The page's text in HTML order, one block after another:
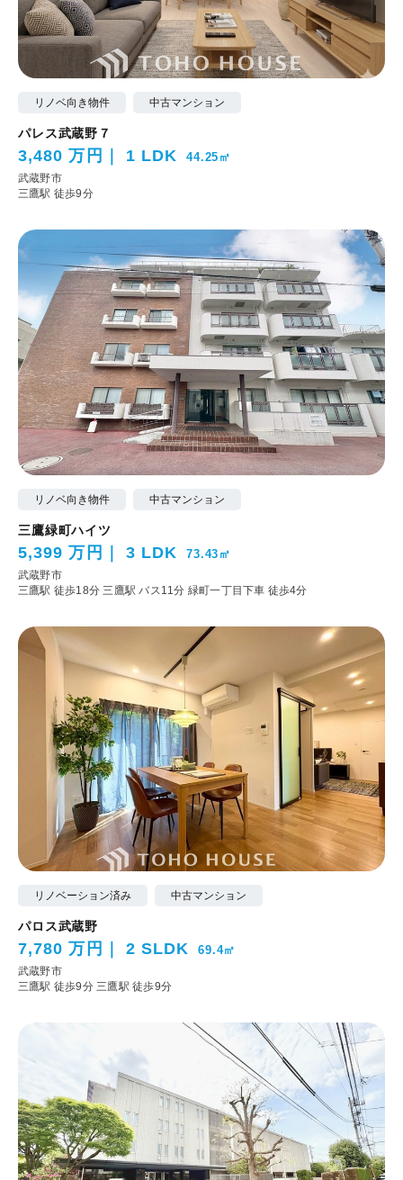
リノベ向き物件 中古マンション
パレス武蔵野７
3,480 万円 1 LDK 44.25㎡
武蔵野市
三鷹駅 徒歩9分
リノベ向き物件 中古マンション
三鷹緑町ハイツ
5,399 万円 3 LDK 73.43㎡
武蔵野市
三鷹駅 徒歩18分 三鷹駅 バス11分 緑町一丁目下車 徒歩4分
リノベーション済み 中古マンション
パロス武蔵野
7,780 万円 2 SLDK 69.4㎡
武蔵野市
三鷹駅 徒歩9分三鷹駅 徒歩9分